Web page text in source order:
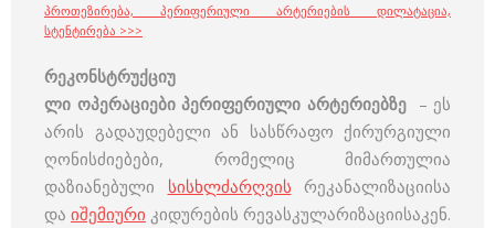
პროთეზირება, პერიფერიული არტერიების დილატაცია,
სტენტირება >>>
რეკონსტრუქციუ
ლი ოპერაციები პერიფერიული არტერიებზე– ეს
არის გადაუდებელი ან სასწრაფო ქირურგიული
ღონისძიებები, რომელიც მიმართულია
დაზიანებული სისხლძარღვის რეკანალიზაციისა
და იშემიური კიდურების რევასკულარიზაციისაკენ.